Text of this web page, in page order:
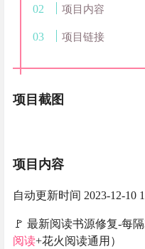
项目内容
项目链接
项目截图
项目内容
自动更新时间 2023-12-10
🚩 最新阅读书源修复-每
阅读+花火阅读通用）